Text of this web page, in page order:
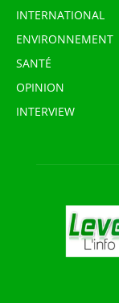
INTERNATIONAL
ENVIRONNEMENT
SANTÉ
OPINION
INTERVIEW